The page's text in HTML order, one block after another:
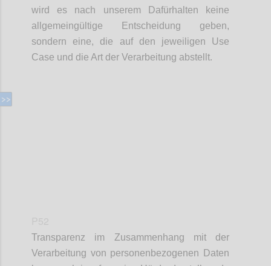
wird es nach unserem Dafürhalten keine
allgemeingültige Entscheidung geben,
sondern eine, die auf den jeweiligen Use
Case und die Art der Verarbeitung abstellt.
Transparenz im Zusammenhang mit der
Verarbeitung von personenbezogenen Daten